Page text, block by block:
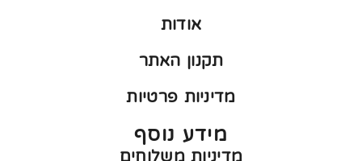
אודות
תקנון האתר
מדיניות פרטיות
מידע נוסף
מדיניות משלוחים